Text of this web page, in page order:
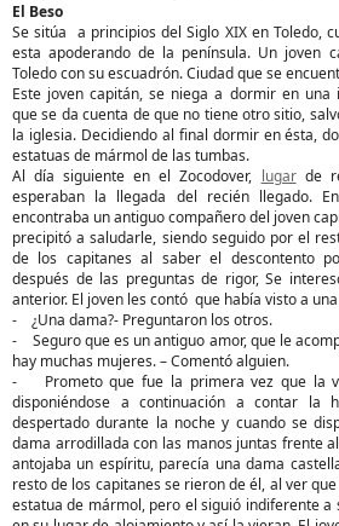
El Beso
Se sitúa a principios del Siglo XIX en Toledo,
esta apoderando de la península. Un joven
Toledo con su escuadrón. Ciudad que se
Este joven capitán, se niega a dormir en una
que se da cuenta de que no tiene otro sitio,
la iglesia. Decidiendo al final dormir en ésta,
estatuas de mármol de las tumbas.
Al día siguiente en el Zocodover, lugarde
esperaban la llegada del recién llegado.
encontraba un antiguo compañero del joven
precipitó a saludarle, siendo seguido por el
de los capitanes al saber el descontento
después de las preguntas de rigor, Se
anterior. El joven les contó que había visto a
- ¿Una dama?- Preguntaron los otros.
- Seguro que es un antiguo amor, que le
hay muchas mujeres. – Comentó alguien.
- Prometo que fue la primera vez que la
disponiéndose a continuación a contar la
despertado durante la noche y cuando se
dama arrodillada con las manos juntas frente
antojaba un espíritu, parecía una dama
resto de los capitanes se rieron de él, al ver
estatua de mármol, pero el siguió indiferente a